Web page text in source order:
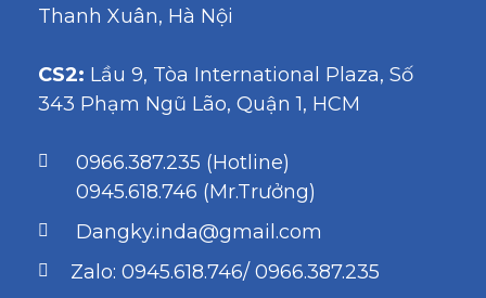
Thanh Xuân, Hà Nội
CS2: Lầu 9, Tòa International Plaza, Số
343 Phạm Ngũ Lão, Quận 1, HCM
0966.387.235 (Hotline)
0945.618.746 (Mr.Trưởng)
Dangky.inda@gmail.com
Zalo: 0945.618.746/ 0966.387.235